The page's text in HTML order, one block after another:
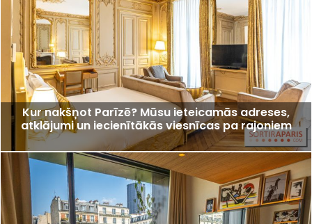
Kur nakšņot Parīzē? Mūsu ieteicamās adreses,
atklājumi un iecienītākās viesnīcas pa rajoniem